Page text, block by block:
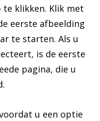
te klikken. Klik met
eerste afbeelding
te starten. Als u
is de eerste
pagina, die u
u een optie